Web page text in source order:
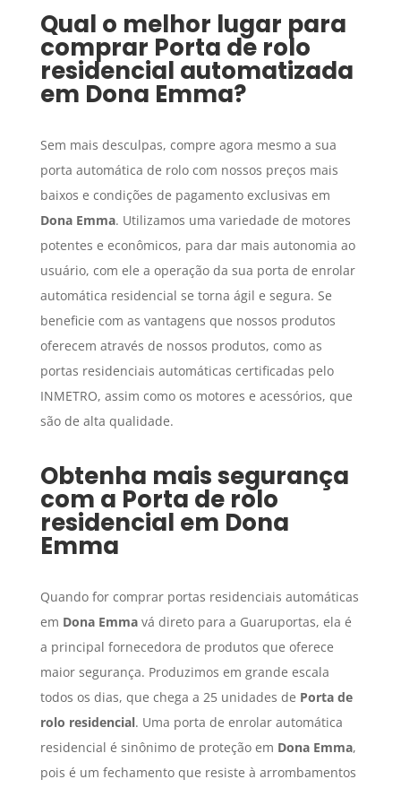
Qual o melhor lugar para
comprar Porta de rolo
residencial automatizada
em Dona Emma?
Sem mais desculpas, compre agora mesmo a sua
porta automática de rolo com nossos preços mais
baixos e condições de pagamento exclusivas em
Dona Emma. Utilizamos uma variedade de motores
potentes e econômicos, para dar mais autonomia ao
usuário, com ele a operação da sua porta de enrolar
automática residencial se torna ágil e segura. Se
beneficie com as vantagens que nossos produtos
oferecem através de nossos produtos, como as
portas residenciais automáticas certificadas pelo
INMETRO, assim como os motores e acessórios, que
são de alta qualidade.
Obtenha mais segurança
com a Porta de rolo
residencial em Dona
Emma
Quando for comprar portas residenciais automáticas
em Dona Emmavá direto para a Guaruportas, ela é
a principal fornecedora de produtos que oferece
maior segurança. Produzimos em grande escala
todos os dias, que chega a 25 unidades de Porta de
rolo residencial. Uma porta de enrolar automática
residencial é sinônimo de proteção em Dona Emma,
pois é um fechamento que resiste à arrombamentos